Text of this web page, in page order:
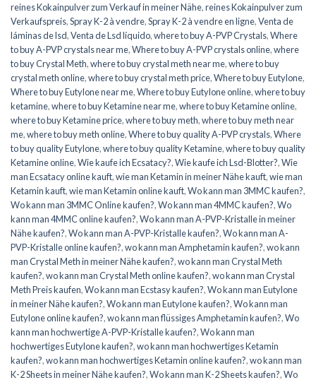
reines Kokainpulver zum Verkauf in meiner Nähe,reines Kokainpulver zum
Verkaufspreis,Spray K-2 à vendre,Spray K-2 à vendre en ligne,Venta de
láminas de lsd,Venta de Lsd líquido,where to buy A-PVP Crystals,Where
to buy A-PVP crystals near me,Where to buy A-PVP crystals online,where
to buy Crystal Meth,where to buy crystal meth near me,where to buy
crystal meth online,where to buy crystal meth price,Where to buy Eutylone,
Where to buy Eutylone near me,Where to buy Eutylone online,where to buy
ketamine,where to buy Ketamine near me,where to buy Ketamine online,
where to buy Ketamine price,where to buy meth,where to buy meth near
me,where to buy meth online,Where to buy quality A-PVP crystals,Where
to buy quality Eutylone,where to buy quality Ketamine,where to buy quality
Ketamine online,Wie kaufe ich Ecsatacy?,Wie kaufe ich Lsd-Blotter?,Wie
man Ecsatacy online kauft,wie man Ketamin in meiner Nähe kauft,wie man
Ketamin kauft,wie man Ketamin online kauft,Wo kann man 3MMC kaufen?,
Wo kann man 3MMC Online kaufen?,Wo kann man 4MMC kaufen?,Wo
kann man 4MMC online kaufen?,Wo kann man A-PVP-Kristalle in meiner
Nähe kaufen?,Wo kann man A-PVP-Kristalle kaufen?,Wo kann man A-
PVP-Kristalle online kaufen?,wo kann man Amphetamin kaufen?,wo kann
man Crystal Meth in meiner Nähe kaufen?,wo kann man Crystal Meth
kaufen?,wo kann man Crystal Meth online kaufen?,wo kann man Crystal
Meth Preis kaufen,Wo kann man Ecstasy kaufen?,Wo kann man Eutylone
in meiner Nähe kaufen?,Wo kann man Eutylone kaufen?,Wo kann man
Eutylone online kaufen?,wo kann man flüssiges Amphetamin kaufen?,Wo
kann man hochwertige A-PVP-Kristalle kaufen?,Wo kann man
hochwertiges Eutylone kaufen?,wo kann man hochwertiges Ketamin
kaufen?,wo kann man hochwertiges Ketamin online kaufen?,wo kann man
K-2 Sheets in meiner Nähe kaufen?,Wo kann man K-2 Sheets kaufen?,Wo